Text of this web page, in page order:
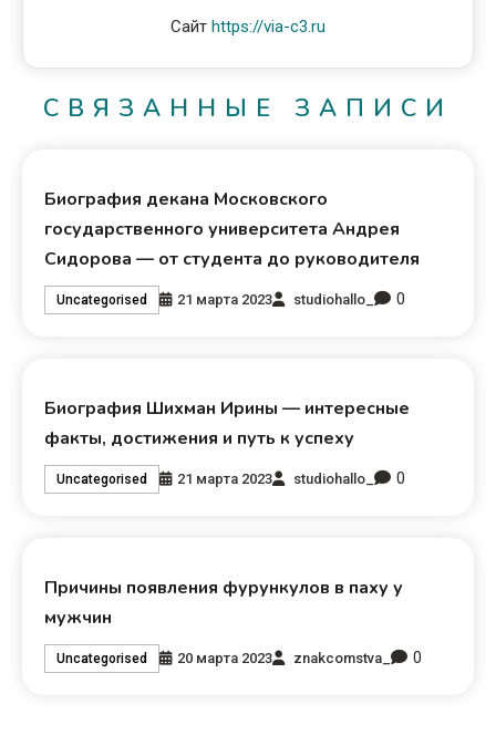
Сайт https://via-c3.ru
СВЯЗАННЫЕ ЗАПИСИ
Биография декана Московского
государственного университета Андрея
Сидорова — от студента до руководителя
Uncategorised 21 марта 2023 studiohallo_ 0
Биография Шихман Ирины — интересные
факты, достижения и путь к успеху
Uncategorised 21 марта 2023 studiohallo_ 0
Причины появления фурункулов в паху у
мужчин
Uncategorised 20 марта 2023 znakcomstva_ 0